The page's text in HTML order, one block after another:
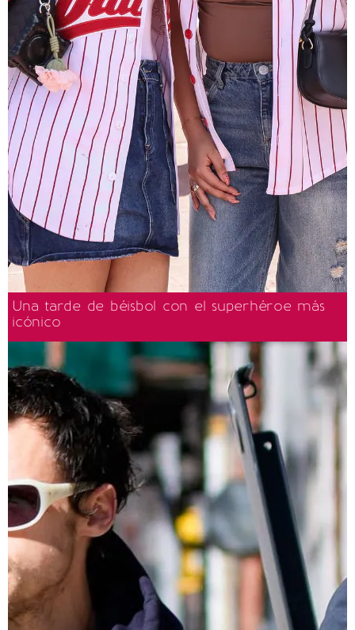
Una tarde de béisbol con el superhéroe más
icónico